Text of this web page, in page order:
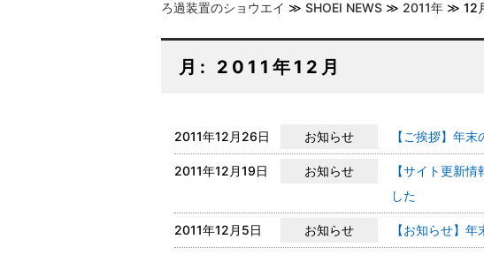
ろ過装置のショウエイ ≫ SHOEI NEWS ≫ 2011年 ≫ 12
月: 2011年12月
2011年12月26日 お知らせ 【ご挨拶】年末
2011年12月19日 お知らせ
【サイト更新
した
2011年12月5日 お知らせ 【お知らせ】